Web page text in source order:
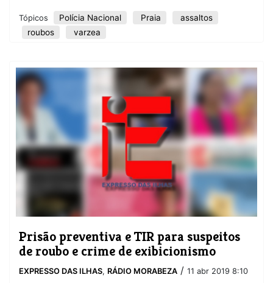
Tópicos Polícia Nacional Praia
assaltos
roubos
varzea
Prisão preventiva e TIR para suspeitos
de roubo e crime de exibicionismo
EXPRESSO DAS ILHAS, RÁDIO MORABEZA / 11 abr 2019 8:10